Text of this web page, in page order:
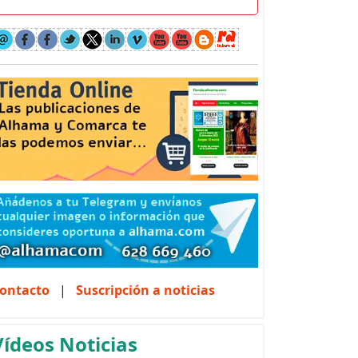
| Suscripción a noticias
Noticias